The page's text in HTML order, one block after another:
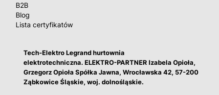
B2B
Blog
Lista certyfikatów
Tech-Elektro Legrand hurtownia
elektrotechniczna. ELEKTRO-PARTNER Izabela Opioła,
Grzegorz Opioła Spółka Jawna, Wrocławska 42, 57-200
Ząbkowice Śląskie, woj. dolnośląskie.